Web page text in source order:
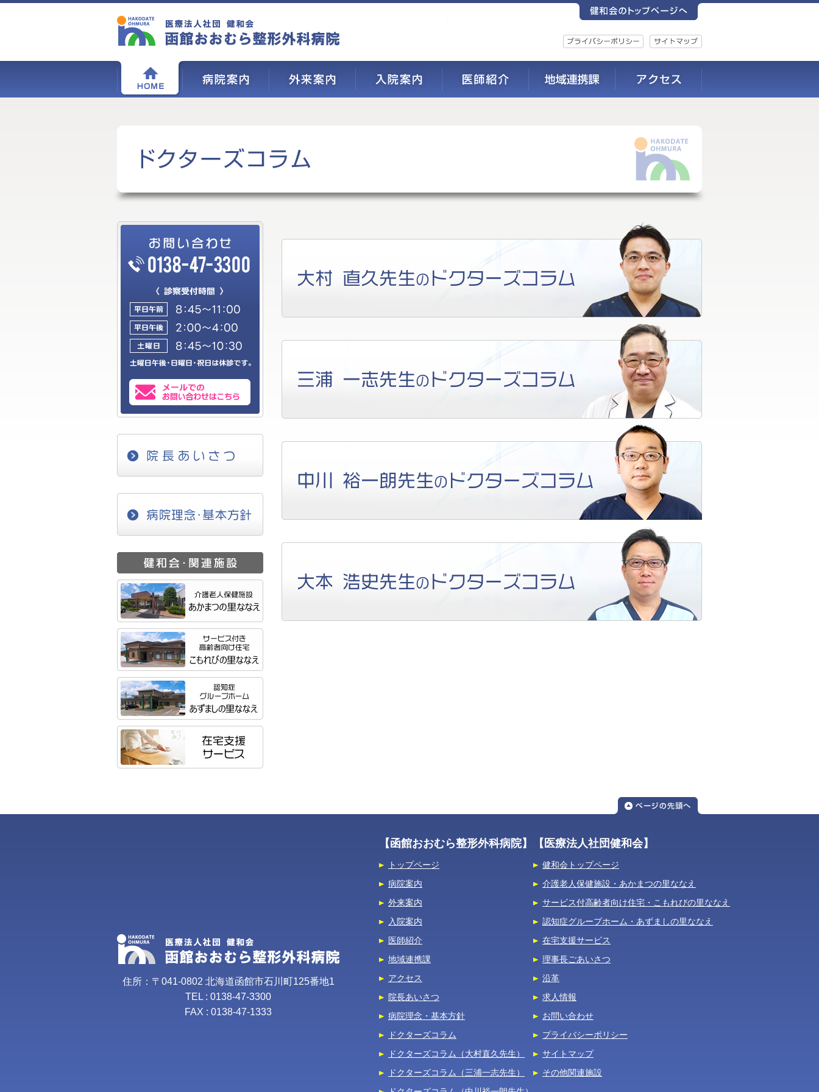
住所：〒041-0802 北海道函館市石川町125番地1
TEL : 0138-47-3300
FAX : 0138-47-1333
【函館おおむら整形外科病院】
トップページ
病院案内
外来案内
入院案内
医師紹介
地域連携課
アクセス
院長あいさつ
病院理念・基本方針
ドクターズコラム
ドクターズコラム（大村直久先生）
ドクターズコラム（三浦一志先生）
【医療法人社団健和会】
健和会トップページ
介護老人保健施設・あかまつの里ななえ
サービス付高齢者向け住宅・こもれびの里ななえ
認知症グループホーム・あずましの里ななえ
在宅支援サービス
理事長ごあいさつ
沿革
求人情報
お問い合わせ
プライバシーポリシー
サイトマップ
その他関連施設